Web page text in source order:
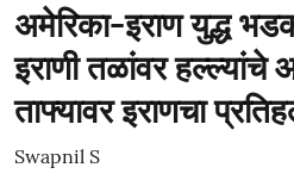
अमेरिका-इराण युद्ध
इराणी तळांवर हल्ल्यांचे
ताफ्यावर इराणचा
Swapnil S